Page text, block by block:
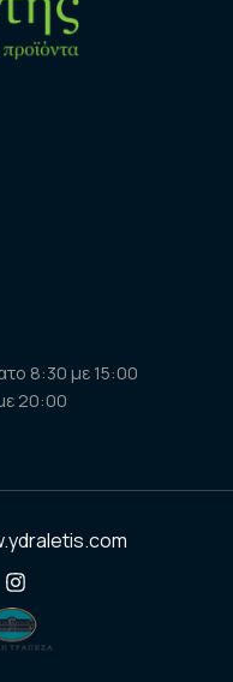
8:30 με 15:00
20:00